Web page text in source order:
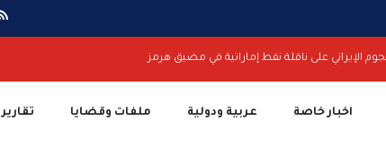
الإيراني على ناقلة نفط إماراتية في مضيق هرمز
اخبار خاصة عربية ودولية ملفات وقضايا تقارير